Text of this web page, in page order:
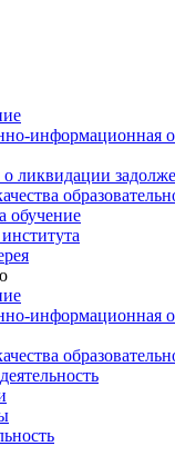
информационная
ликвидации
обучение
информационная